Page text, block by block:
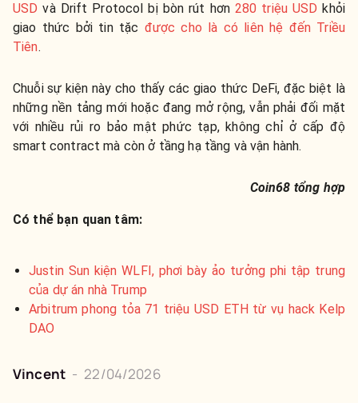
USD và Drift Protocol bị bòn rút hơn 280 triệu USD khỏi
giao thức bởi tin tặc được cho là có liên hệ đến Triều
Tiên.
Chuỗi sự kiện này cho thấy các giao thức DeFi, đặc biệt là
những nền tảng mới hoặc đang mở rộng, vẫn phải đối mặt
với nhiều rủi ro bảo mật phức tạp, không chỉ ở cấp độ
smart contract mà còn ở tầng hạ tầng và vận hành.
Coin68 tổng hợp
Có thể bạn quan tâm:
Justin Sun kiện WLFI, phơi bày ảo tưởng phi tập trung
của dự án nhà Trump
Arbitrum phong tỏa 71 triệu USD ETH từ vụ hack Kelp
DAO
Vincent - 22/04/2026